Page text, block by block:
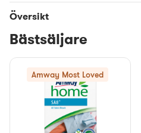
Översikt
Bästsäljare
Amway Most Loved